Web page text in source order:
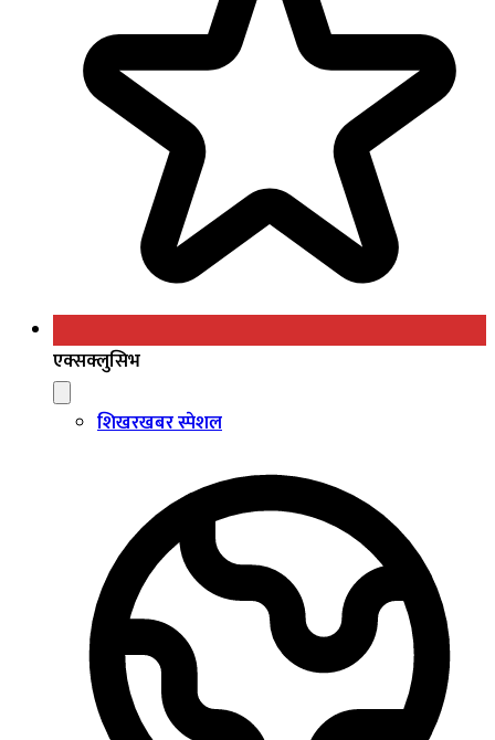
एक्सक्लुसिभ
शिखरखबर स्पेशल